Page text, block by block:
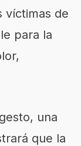
víctimas de
para la
una
que la